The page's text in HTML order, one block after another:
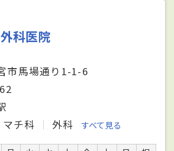
科医院
市馬場通り1-1-6
マチ科 外科 すべて見る